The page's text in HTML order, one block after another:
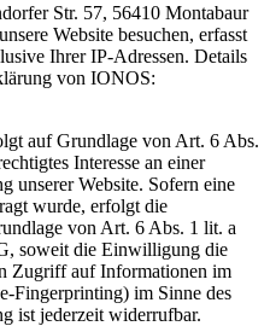
Str. 57, 56410 Montabaur
Website besuchen, erfasst
Ihrer IP-Adressen. Details
von IONOS:
auf Grundlage von Art. 6 Abs.
Interesse an einer
unserer Website. Sofern eine
wurde, erfolgt die
von Art. 6 Abs. 1 lit. a
soweit die Einwilligung die
Zugriff auf Informationen im
Fingerprinting) im Sinne des
ist jederzeit widerrufbar.